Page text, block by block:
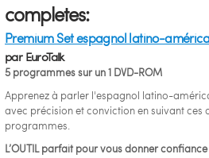
completes:
Premium Set espagnol latino-
par EuroTalk
5 programmes sur un 1 DVD-ROM
Apprenez à parler l'espagnol latino-
avec précision et conviction en suivant ces
programmes.
L’OUTIL parfait pour vous donner confiance